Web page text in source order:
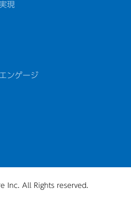
現
ンゲージ
Inc. All Rights reserved.